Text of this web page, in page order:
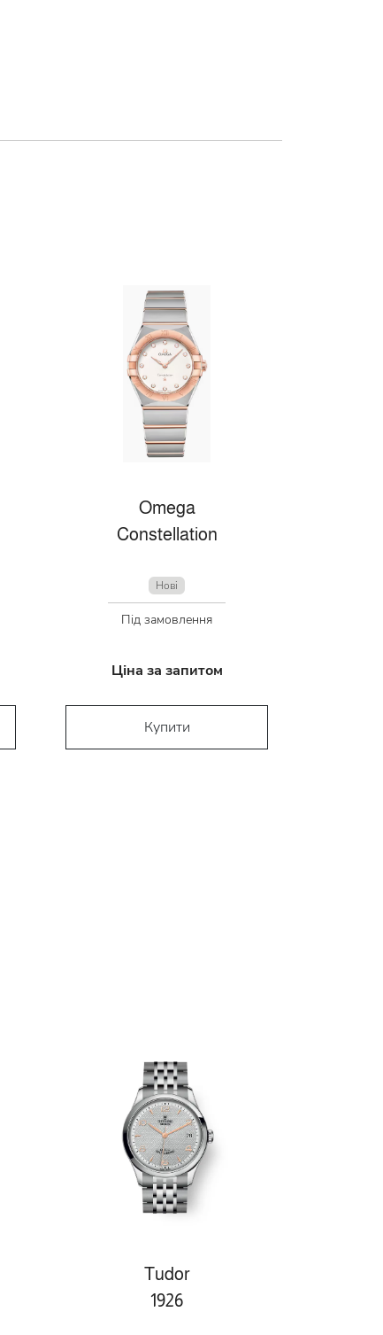
Omega
Constellation
Нові
Під замовлення
Ціна за запитом
Купити
Tudor
1926